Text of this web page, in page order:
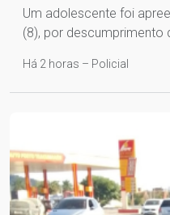
Um adolescente foi
(8), por descumprimento
Há 2 horas – Policial